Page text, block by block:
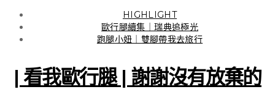
HIGHLIGHT
HIGHLIGHT
歐行腿續集｜瑞典追極光
跑腿小妞｜雙腳帶我去旅行
| 看我歐行腿 | 謝謝沒有放棄的